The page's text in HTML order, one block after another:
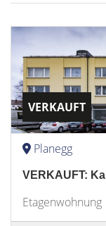
VERKAUFT
Planegg
VERKAUFT:
Etagenwohnung